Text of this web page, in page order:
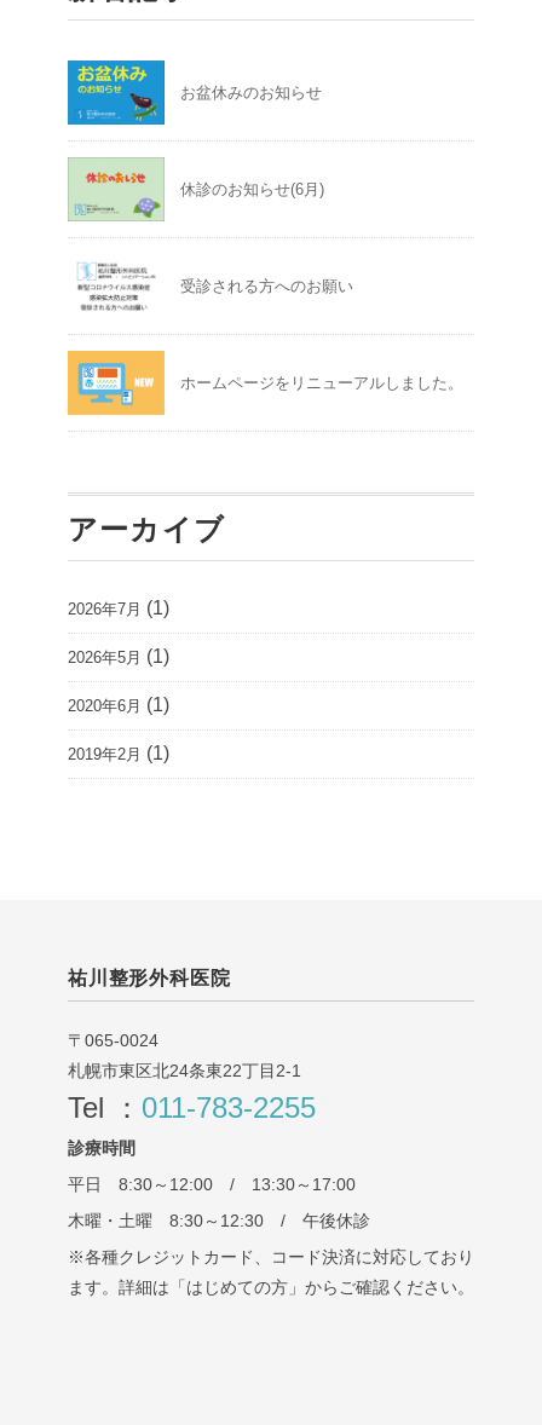
お盆休みのお知らせ
休診のお知らせ(6月)
受診される方へのお願い
ホームページをリニューアルしました。
アーカイブ
2026年7月 (1)
2026年5月 (1)
2020年6月 (1)
2019年2月 (1)
祐川整形外科医院
〒065-0024
札幌市東区北24条東22丁目2-1
Tel ： 011-783-2255
診療時間
平日 8:30～12:00 / 13:30～17:00
木曜・土曜 8:30～12:30 / 午後休診
※各種クレジットカード、コード決済に対応しており
ます。詳細は「はじめての方」からご確認ください。